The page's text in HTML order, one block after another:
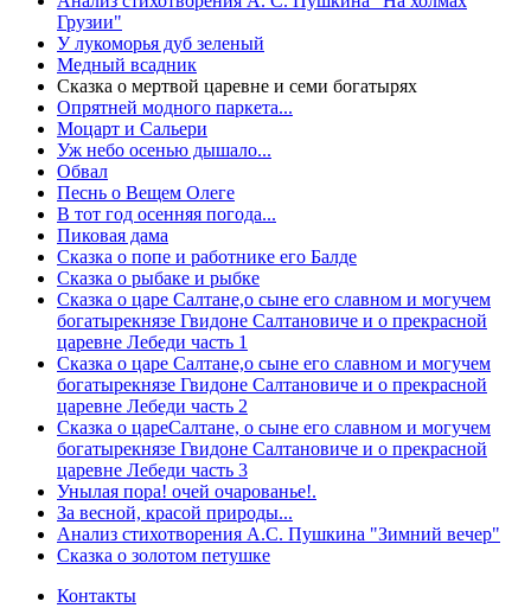
Грузии"
У лукоморья дуб зеленый
Медный всадник
Сказка о мертвой царевне и семи богатырях
Опрятней модного паркета...
Моцарт и Сальери
Уж небо осенью дышало...
Обвал
Песнь о Вещем Олеге
В тот год осенняя погода...
Пиковая дама
Сказка о попе и работнике его Балде
Сказка о рыбаке и рыбке
Сказка о царе Салтане,о сыне его славном и могучем
богатырекнязе Гвидоне Салтановиче и о прекрасной
царевне Лебеди часть 1
Сказка о царе Салтане,о сыне его славном и могучем
богатырекнязе Гвидоне Салтановиче и о прекрасной
царевне Лебеди часть 2
Сказка о цареСалтане, о сыне его славном и могучем
богатырекнязе Гвидоне Салтановиче и о прекрасной
царевне Лебеди часть 3
Унылая пора! очей очарованье!.
За весной, красой природы...
Анализ стихотворения А.С. Пушкина "Зимний вечер"
Сказка о золотом петушке
Контакты